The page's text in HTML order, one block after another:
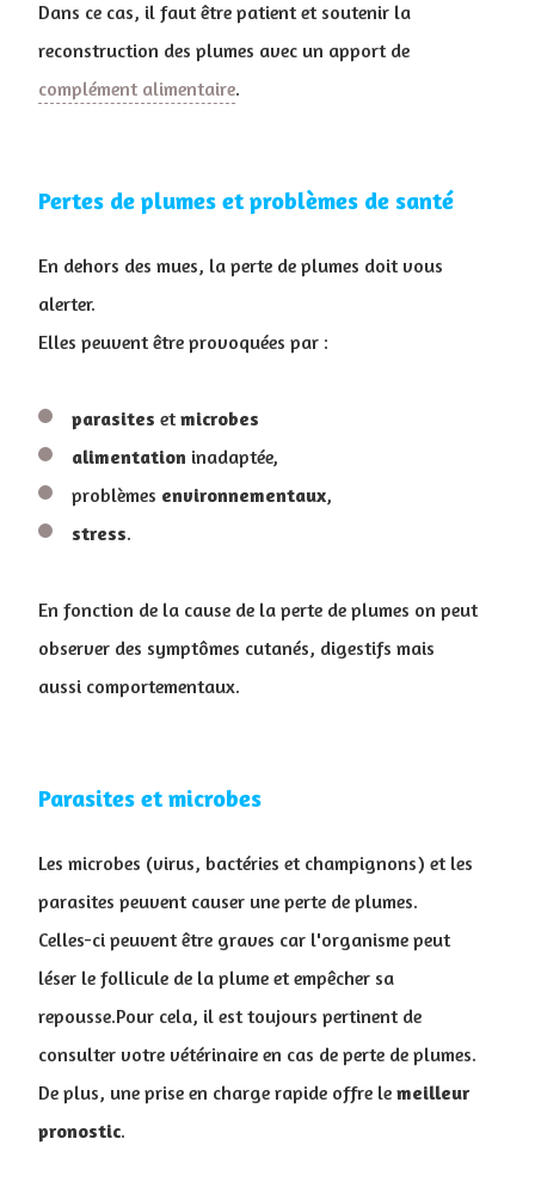
Dans ce cas, il faut être patient et soutenir la
reconstruction des plumes avec un apport de
complément alimentaire.
Pertes de plumes et problèmes de santé
En dehors des mues, la perte de plumes doit vous
alerter.
Elles peuvent être provoquées par :
parasites etmicrobes
alimentation inadaptée,
problèmes environnementaux,
stress.
En fonction de la cause de la perte de plumes on peut
observer des symptômes cutanés, digestifs mais
aussi comportementaux.
Parasites et microbes
Les microbes (virus, bactéries et champignons) et les
parasites peuvent causer une perte de plumes.
Celles-ci peuvent être graves car l'organisme peut
léser le follicule de la plume et empêcher sa
repousse.Pour cela, il est toujours pertinent de
consulter votre vétérinaire en cas de perte de plumes.
De plus, une prise en charge rapide offre le meilleur
pronostic.